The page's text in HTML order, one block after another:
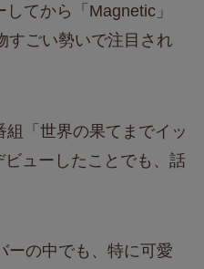
てから「Magnetic」
すごい勢いで注目され
「世界の果てまでイッ
ューしたことでも、話
ーの中でも、特に可愛